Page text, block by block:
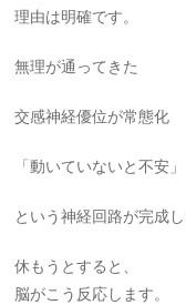
理由は明確です。
無理が通ってきた
交感神経優位が常態化
「動いていないと不安」
という神経回路が完成し
休もうとすると、
脳がこう反応します。